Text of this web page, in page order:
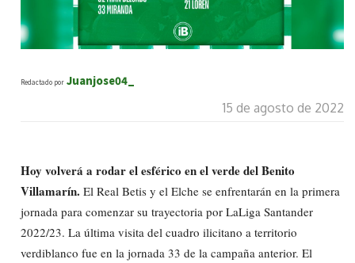
Redactado por Juanjose04_
15 de agosto de 2022
Hoy volverá a rodar el esférico en el verde del Benito
Villamarín. El Real Betis y el Elche se enfrentarán en la primera
jornada para comenzar su trayectoria por LaLiga Santander
2022/23. La última visita del cuadro ilicitano a territorio
verdiblanco fue en la jornada 33 de la campaña anterior. El